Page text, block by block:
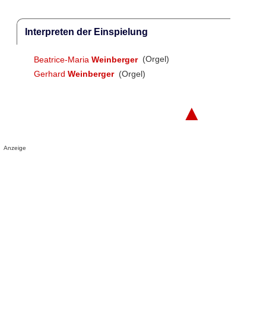
Interpreten der Einspielung
Beatrice-Maria Weinberger (Orgel)
Gerhard Weinberger (Orgel)
▲
Anzeige